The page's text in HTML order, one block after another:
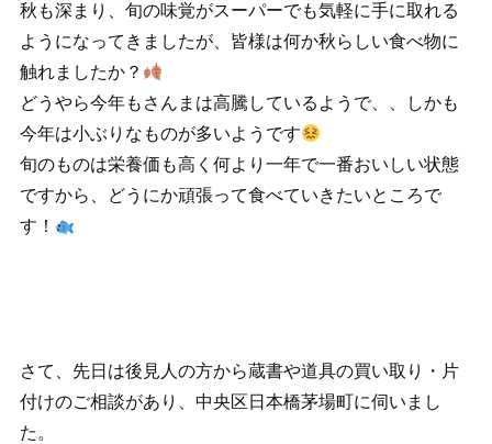
秋も深まり、旬の味覚がスーパーでも気軽に手に取れる
ようになってきましたが、皆様は何か秋らしい食べ物に
触れましたか？
どうやら今年もさんまは高騰しているようで、、しかも
今年は小ぶりなものが多いようです
旬のものは栄養価も高く何より一年で一番おいしい状態
ですから、どうにか頑張って食べていきたいところで
す！
さて、先日は後見人の方から蔵書や道具の買い取り・片
付けのご相談があり、中央区日本橋茅場町に伺いまし
た。